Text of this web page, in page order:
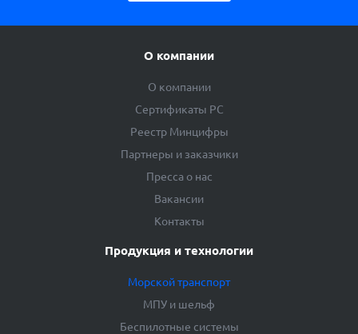
О компании
О компании
Сертификаты РС
Реестр Минцифры
Партнеры и заказчики
Пресса о нас
Вакансии
Контакты
Продукция и технологии
Морской транспорт
МПУ и шельф
Беспилотные системы